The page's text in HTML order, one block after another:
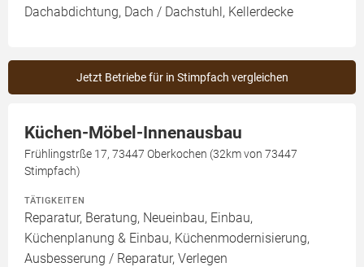
Dachabdichtung, Dach / Dachstuhl, Kellerdecke
Jetzt Betriebe für in Stimpfach vergleichen
Küchen-Möbel-Innenausbau
Frühlingstrße 17, 73447 Oberkochen (32km von 73447
Stimpfach)
TÄTIGKEITEN
Reparatur, Beratung, Neueinbau, Einbau,
Küchenplanung & Einbau, Küchenmodernisierung,
Ausbesserung / Reparatur, Verlegen